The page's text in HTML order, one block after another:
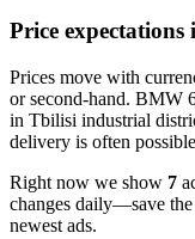
Price
Prices move with
or second-hand. BMW
in Tbilisi industrial
delivery is often
Right now we show 7
changes daily—save
newest ads.